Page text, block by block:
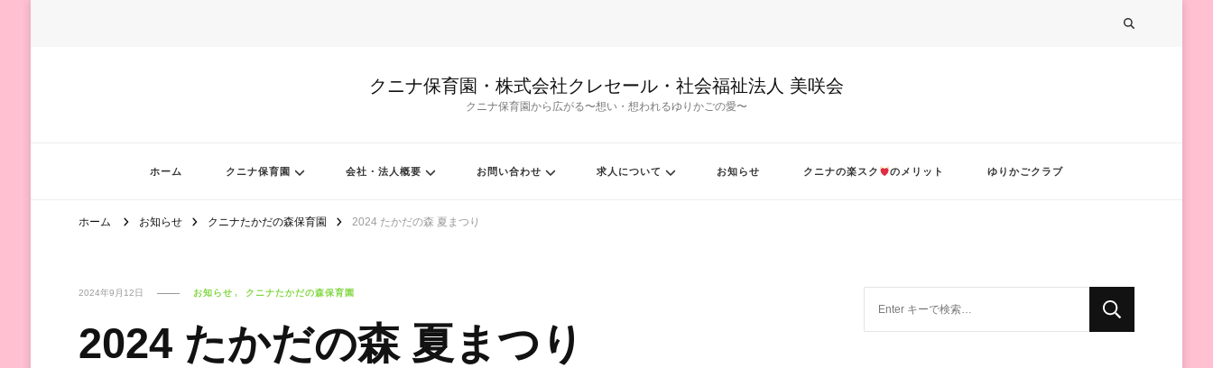
クニナ保育園・株式会社クレセール・社会福祉法人 美咲会
クニナ保育園から広がる〜想い・想われるゆりかごの愛〜
ホーム クニナ保育園 会社・法人概要 お問い合わせ 求人について お知らせ クニナの楽スク のメリット ゆりかごクラブ
ホーム お知らせ クニナたかだの森保育園 2024 たかだの森 夏まつり
2024年9月12日 お知らせ クニナたかだの森保育園
2024 たかだの森 夏まつり